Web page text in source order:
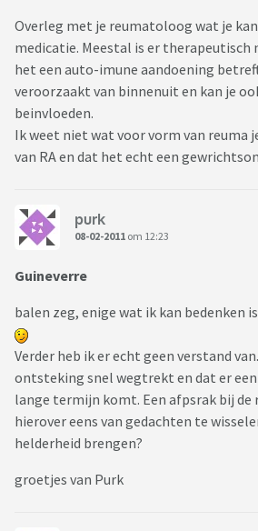
Overleg met je reumatoloog wat je
medicatie. Meestal is er
het een auto-imune aandoening
veroorzaakt van binnenuit en kan je
beinvloeden.
Ik weet niet wat voor vorm van reuma
van RA en dat het echt een
purk
08-02-2011 om 12:23
Guineverre
balen zeg, enige wat ik kan bedenken
Verder heb ik er echt geen verstand
ontsteking snel wegtrekt en dat er
lange termijn komt. Een afpsrak bij
hierover eens van gedachten te
helderheid brengen?
groetjes van Purk